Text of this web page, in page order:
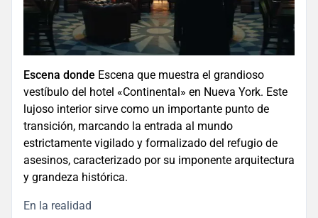
Escena donde Escena que muestra el grandioso
vestíbulo del hotel «Continental» en Nueva York. Este
lujoso interior sirve como un importante punto de
transición, marcando la entrada al mundo
estrictamente vigilado y formalizado del refugio de
asesinos, caracterizado por su imponente arquitectura
y grandeza histórica.
En la realidad